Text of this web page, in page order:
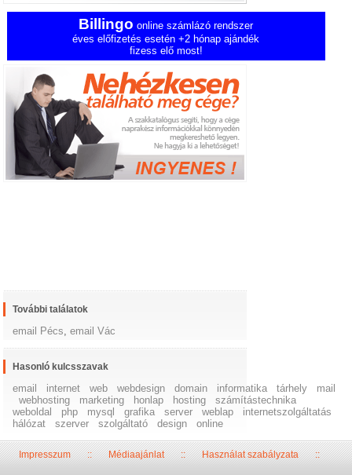
Billingo online számlázó rendszer
éves előfizetés esetén +2 hónap ajándék
fizess elő most!
További találatok
email Pécs,email Vác
Hasonló kulcsszavak
email internet web webdesign domain informatika tárhely
mail
webhosting
marketing honlap hosting
számítástechnika
weboldal
php mysql grafika server weblap
internetszolgáltatás
hálózat
szerver szolgáltató design online
Impresszum::Médiaajánlat::Használat szabályzata::